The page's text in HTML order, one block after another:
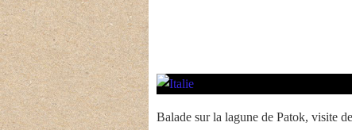
Balade sur la lagune de Patok, visite